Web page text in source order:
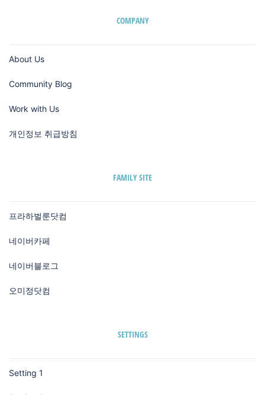
COMPANY
About Us
Community Blog
Work with Us
개인정보 취급방침
FAMILY SITE
프라하벌룬닷컴
네이버카페
네이버블로그
오미정닷컴
SETTINGS
Setting 1